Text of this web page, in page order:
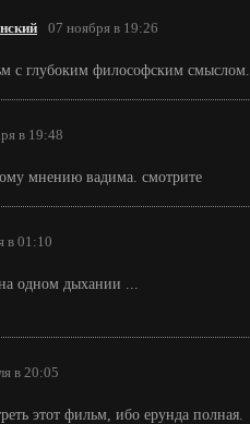
07 ноября в 19:26
с глубоким философским смыслом.
в 19:48
мнению вадима. смотрите
в 01:10
одном дыхании ...
в 20:05
этот фильм, ибо ерунда полная.